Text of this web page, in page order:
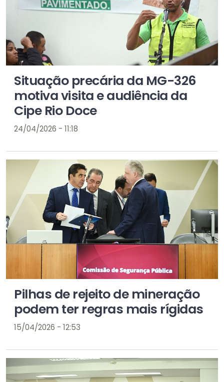
Situação precária da MG-326
motiva visita e audiência da
Cipe Rio Doce
24/04/2026 - 11:18
Pilhas de rejeito de mineração
podem ter regras mais rígidas
15/04/2026 - 12:53